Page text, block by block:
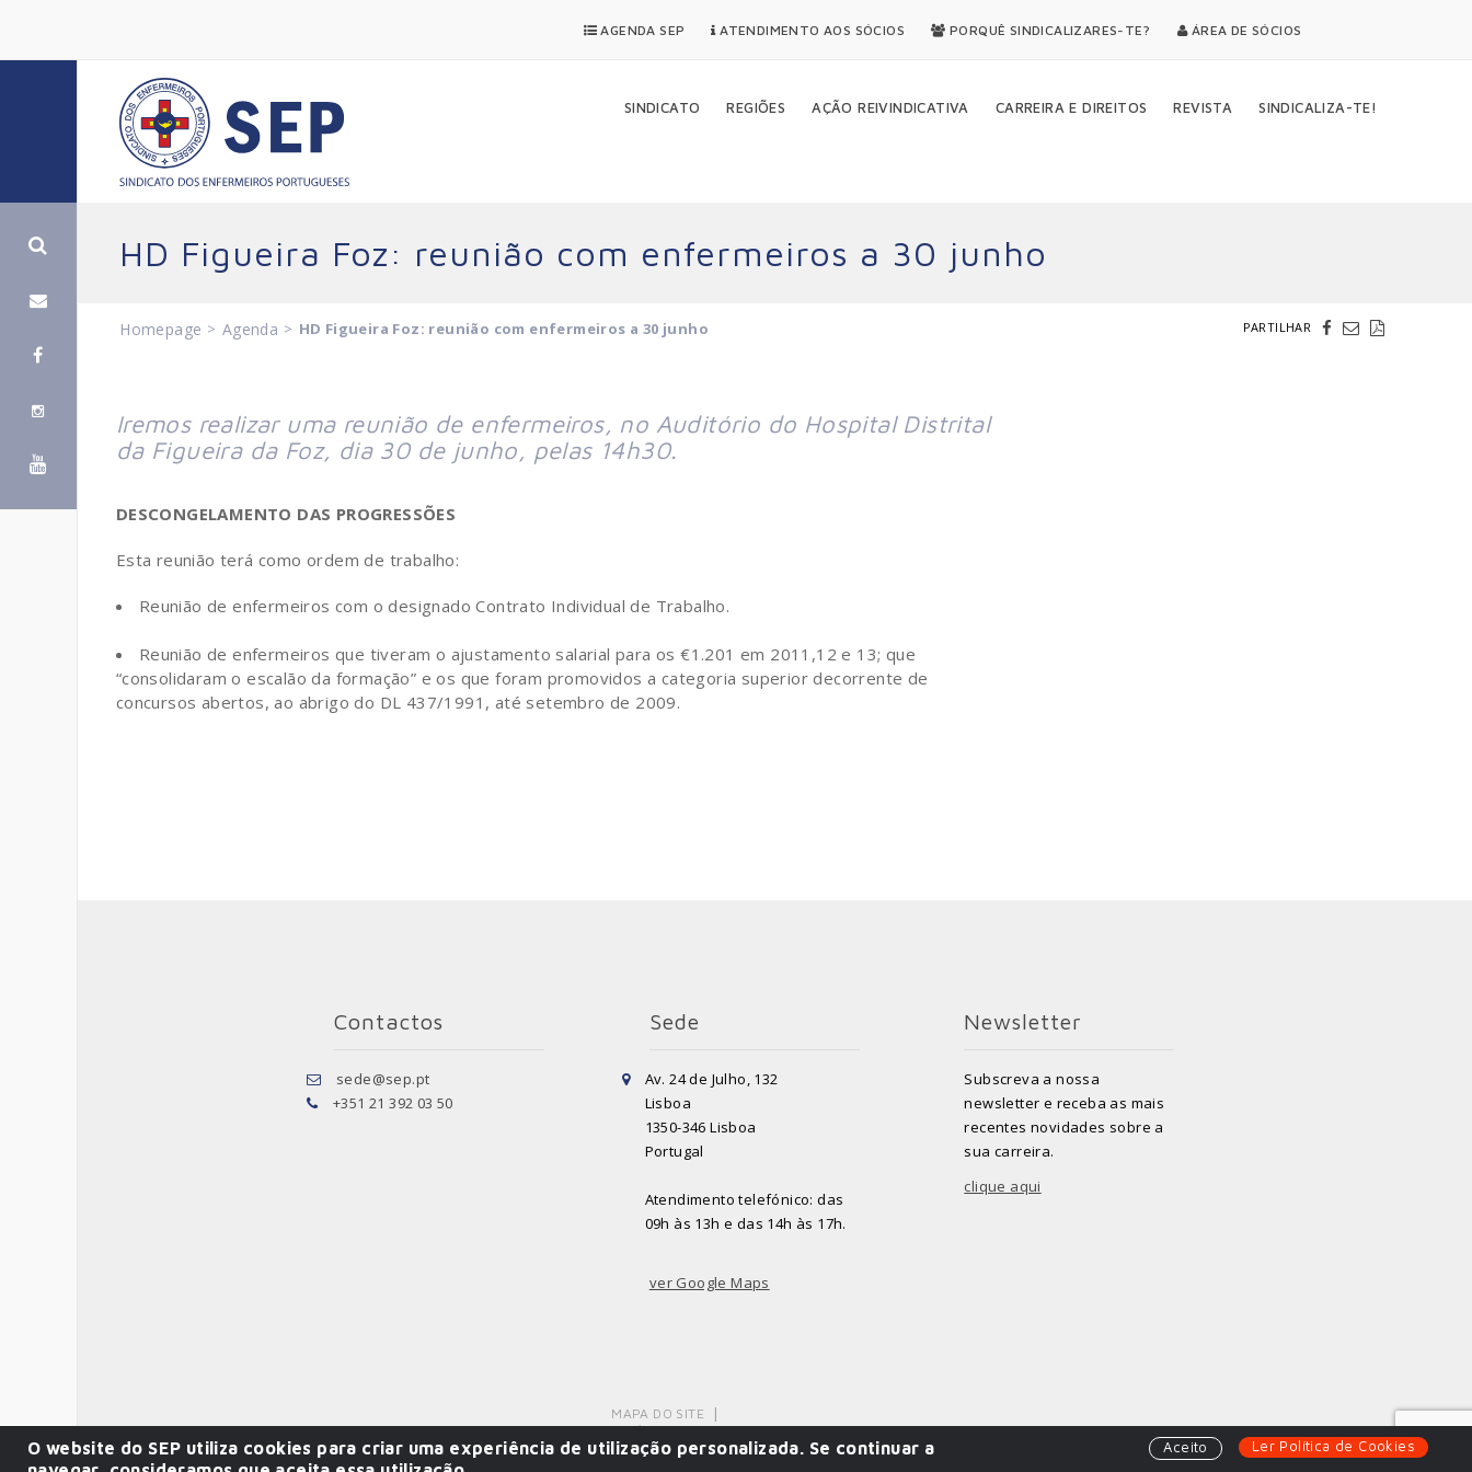
AGENDA SEP ATENDIMENTO AOS SÓCIOS PORQUÊ SINDICALIZARES-TE? ÁREA DE SÓCIOS
SINDICATO REGIÕES AÇÃO REIVINDICATIVA CARREIRA E DIREITOS REVISTA SINDICALIZA-TE!
HD Figueira Foz: reunião com enfermeiros a 30 junho
Homepage > Agenda > HD Figueira Foz: reunião com enfermeiros a 30 junho PARTILHAR
Iremos realizar uma reunião de enfermeiros, no Auditório do Hospital Distrital
da Figueira da Foz, dia 30 de junho, pelas 14h30.
DESCONGELAMENTO DAS PROGRESSÕES
Esta reunião terá como ordem de trabalho:
Reunião de enfermeiros com o designado Contrato Individual de Trabalho.
Reunião de enfermeiros que tiveram o ajustamento salarial para os €1.201 em 2011,12 e 13; que
“consolidaram o escalão da formação” e os que foram promovidos a categoria superior decorrente de
concursos abertos, ao abrigo do DL 437/1991, até setembro de 2009.
Contactos
sede@sep.pt
+351 21 392 03 50
Sede
Av. 24 de Julho, 132
Lisboa
1350-346 Lisboa
Portugal
Atendimento telefónico: das
09h às 13h e das 14h às 17h.
ver Google Maps
Newsletter
Subscreva a nossa
newsletter e receba as mais
recentes novidades sobre a
sua carreira.
clique aqui
MAPA DO SITE
POLÍTICA DE PRIVACIDADE
Powered bySOLOS
O website do SEP utiliza cookies para criar uma experiência de utilização personalizada. Se continuar a
Ler Política de Cookies
Aceito